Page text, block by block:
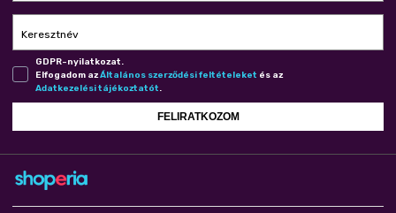
Keresztnév
GDPR-nyilatkozat.
Elfogadom azÁl­ta­lá­nos szer­ző­dé­si fel­té­te­le­ket és az
Adat­ke­ze­lé­si tá­jé­koz­ta­tót.
FELIRATKOZOM